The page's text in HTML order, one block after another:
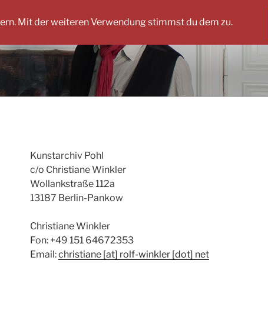
Kunstarchiv Pohl
c/o Christiane Winkler
Wollankstraße 112a
13187 Berlin-Pankow
Christiane Winkler
Fon: ‭+49 151 64672353‬
Email:christiane [at] rolf-winkler [dot] net
Mit der weiteren Verwendung stimmst du dem zu.